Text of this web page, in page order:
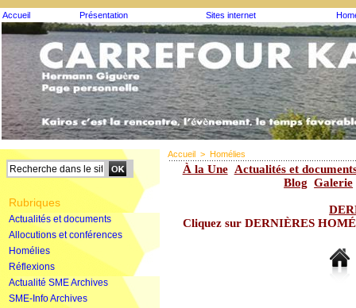
Accueil Présentation Sites internet
Rubriques
Actualités et documents
Allocutions et conférences
Homélies
Réflexions
Actualité SME Archives
SME-Info Archives
Accueil > Homélies
À la Une Actualités et
Blog Galerie
Cliquez sur DERNIÈRES